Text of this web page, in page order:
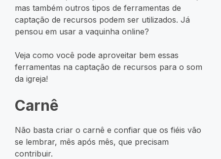
mas também outros tipos de ferramentas de
captação de recursos podem ser utilizados. Já
pensou em usar a vaquinha online?
Veja como você pode aproveitar bem essas
ferramentas na captação de recursos para o som
da igreja!
Carnê
Não basta criar o carnê e confiar que os fiéis vão
se lembrar, mês após mês, que precisam
contribuir.